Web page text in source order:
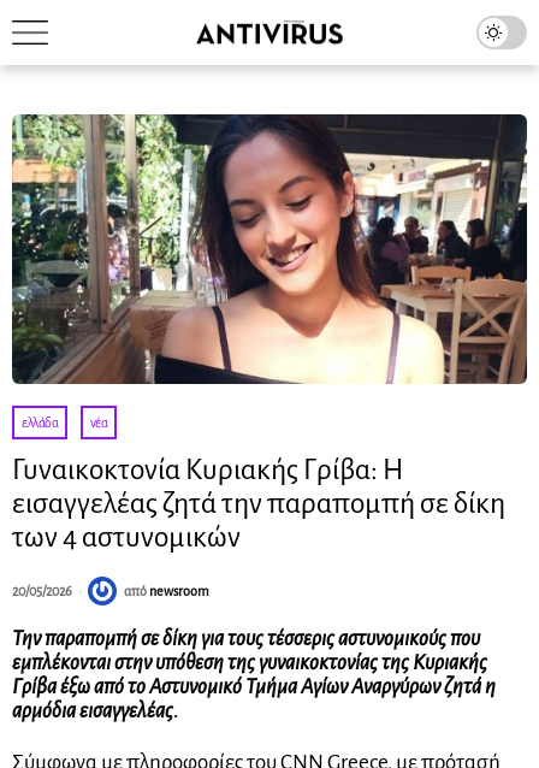
ελλάδα · νέα
Γυναικοκτονία Κυριακής Γρίβα: Η
εισαγγελέας ζητά την παραπομπή σε δίκη
των 4 αστυνομικών
20/05/2026 από newsroom
Την παραπομπή σε δίκη για τους τέσσερις αστυνομικούς που
εμπλέκονται στην υπόθεση της γυναικοκτονίας της Κυριακής
Γρίβα έξω από το Αστυνομικό Τμήμα Αγίων Αναργύρων ζητά η
αρμόδια εισαγγελέας.
Σύμφωνα με πληροφορίες του CNN Greece, με πρότασή